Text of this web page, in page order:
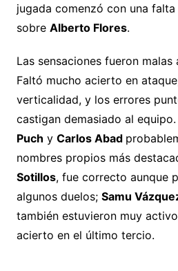
jugada comenzó con una
sobre Alberto Flores.
Las sensaciones fueron
Faltó mucho acierto en
verticalidad, y los errores
castigan demasiado al equipo.
Puch y Carlos Abad
nombres propios más
Sotillos, fue correcto aunque
algunos duelos; Samu
también estuvieron muy
acierto en el último tercio.